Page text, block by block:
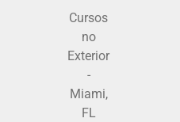
Cursos
no
Exterior
-
Miami,
FL